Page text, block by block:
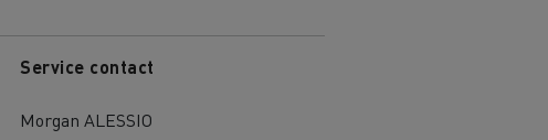
Service contact
Morgan ALESSIO